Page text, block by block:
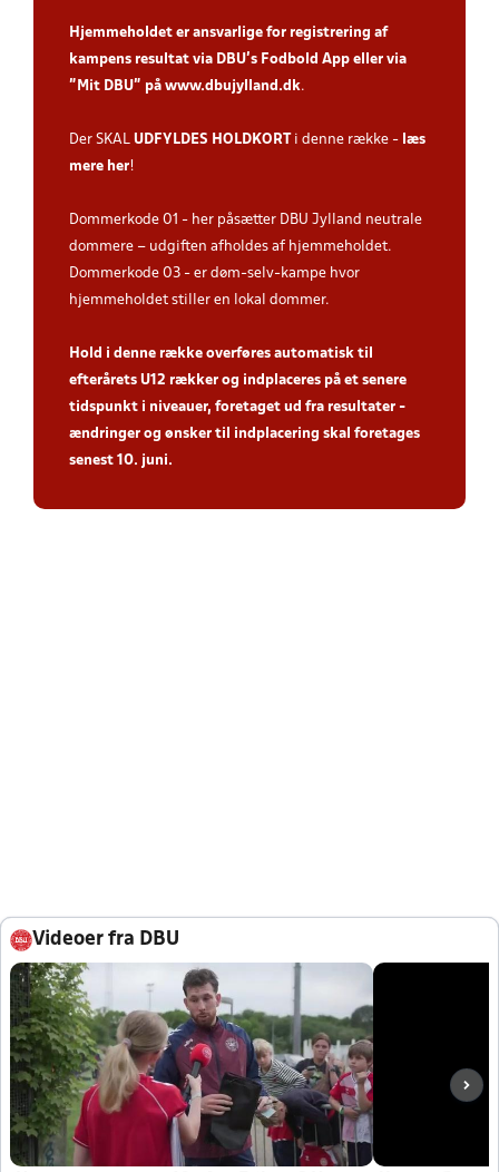
Hjemmeholdet er ansvarlige for registrering af
kampens resultat via DBU’s Fodbold App eller via
”Mit DBU” på www.dbujylland.dk.
Der SKAL UDFYLDES HOLDKORTi denne række - læs
mere her!
Dommerkode 01 - her påsætter DBU Jylland neutrale
dommere – udgiften afholdes af hjemmeholdet.
Dommerkode 03 - er døm-selv-kampe hvor
hjemmeholdet stiller en lokal dommer.
Hold i denne række overføres automatisk til
efterårets U12 rækker og indplaceres på et senere
tidspunkt i niveauer, foretaget ud fra resultater -
ændringer og ønsker til indplacering skal foretages
senest 10. juni.
Videoer fra DBU